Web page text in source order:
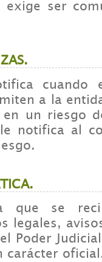
exige ser
cuando
a la
un riesgo
notifica al
que se
legales,
Poder
carácter